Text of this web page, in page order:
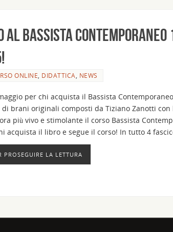
al Bassista Contemporaneo
ONLINE DIDATTICA NEWS
per chi acquista il Bassista Contemporaneo
brani originali composti da Tiziano Zanotti con
più vivo e stimolante il corso Bassista
acquista il libro e segue il corso! In tutto 4
PROSEGUIRE LA LETTURA